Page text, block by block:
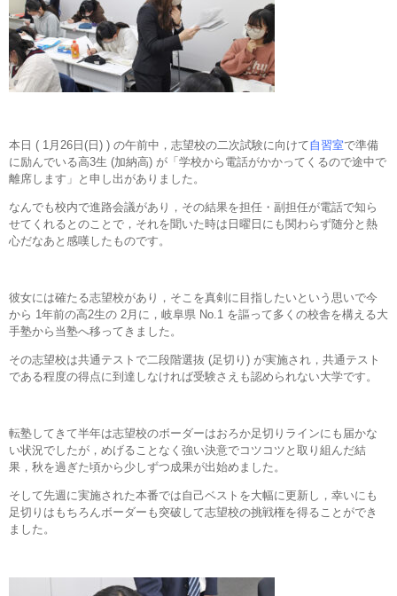
本日 ( 1月26日(日) ) の午前中，志望校の二次試験に向けて自習室で準備
に励んでいる高3生 (加納高) が「学校から電話がかかってくるので途中で
離席します」と申し出がありました。
なんでも校内で進路会議があり，その結果を担任・副担任が電話で知ら
せてくれるとのことで，それを聞いた時は日曜日にも関わらず随分と熱
心だなあと感嘆したものです。
彼女には確たる志望校があり，そこを真剣に目指したいという思いで今
から 1年前の高2生の 2月に，岐阜県 No.1 を謳って多くの校舎を構える大
手塾から当塾へ移ってきました。
その志望校は共通テストで二段階選抜 (足切り) が実施され，共通テスト
である程度の得点に到達しなければ受験さえも認められない大学です。
転塾してきて半年は志望校のボーダーはおろか足切りラインにも届かな
い状況でしたが，めげることなく強い決意でコツコツと取り組んだ結
果，秋を過ぎた頃から少しずつ成果が出始めました。
そして先週に実施された本番では自己ベストを大幅に更新し，幸いにも
足切りはもちろんボーダーも突破して志望校の挑戦権を得ることができ
ました。